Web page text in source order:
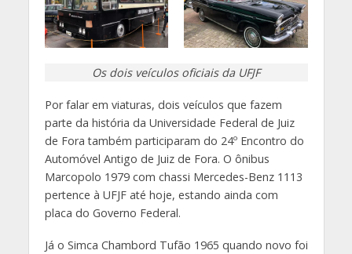
Os dois veículos oficiais da UFJF
Por falar em viaturas, dois veículos que fazem
parte da história da Universidade Federal de Juiz
de Fora também participaram do 24º Encontro do
Automóvel Antigo de Juiz de Fora. O ônibus
Marcopolo 1979 com chassi Mercedes-Benz 1113
pertence à UFJF até hoje, estando ainda com
placa do Governo Federal.
Já o Simca Chambord Tufão 1965 quando novo foi